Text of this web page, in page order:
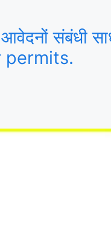
आवेदनों
permits.